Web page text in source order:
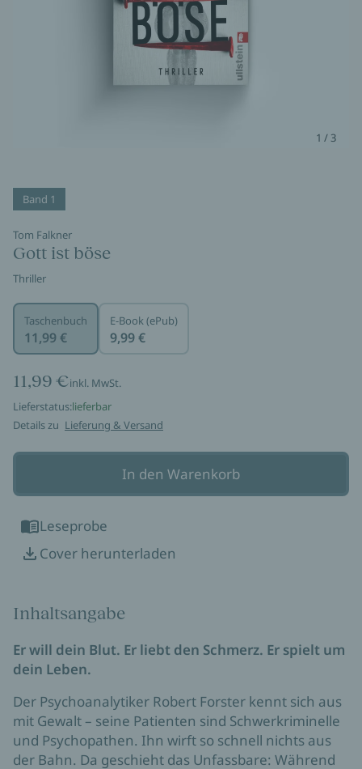
1 / 3
Band 1
Tom Falkner
Gott ist böse
Thriller
Taschenbuch
11,99 €
E-Book (ePub)
9,99 €
11,99 €inkl. MwSt.
Lieferstatus:lieferbar
Details zu Lieferung & Versand
In den Warenkorb
Leseprobe
Cover herunterladen
Inhaltsangabe
Er will dein Blut. Er liebt den Schmerz. Er spielt um
dein Leben.
Der Psychoanalytiker Robert Forster kennt sich aus
mit Gewalt – seine Patienten sind Schwerkriminelle
und Psychopathen. Ihn wirft so schnell nichts aus
der Bahn. Da geschieht das Unfassbare: Während